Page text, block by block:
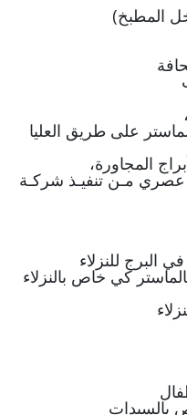
المطبخ)
على طريق العليا
المجاورة،
مـن تنفيـذ شركـة
البرج للنزلاء
كي خاص بالنزلاء
بالسيدات